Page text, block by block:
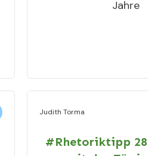
Jahre
Judith Torma
#Rhetoriktipp 28